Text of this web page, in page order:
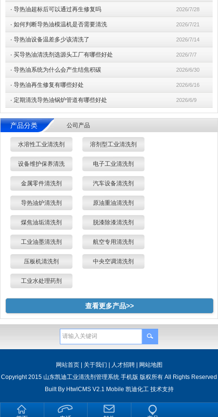
· 导热油超标后可以通过再生修复吗 2026/7/28
· 如何判断导热油模温机是否需要清洗 2026/7/21
· 导热油设备温差多少该清洗了 2026/7/14
· 买导热油清洗剂选源头工厂有哪些好处 2026/7/7
· 导热油系统为什么会产生结焦积碳 2026/6/30
· 导热油再生修复有哪些好处 2026/6/16
· 定期清洗导热油锅炉管道有哪些好处 2026/6/9
产品分类 公司产品
水溶性工业清洗剂 溶剂型工业清洗剂
设备维护保养清洗 电子工业清洗剂
金属零件清洗剂 汽车设备清洗剂
导热油炉清洗剂 原油重油清洗剂
煤焦油垢清洗剂 脱漆除漆清洗剂
工业油墨清洗剂 航空专用清洗剂
压板机清洗剂 中央空调清洗剂
工业水处理药剂
查看更多产品>>
网站首页| 关于我们 | 人才招聘| 网站地图
Copyright 2015 山东凯迪工业清洗剂管理系统 手机版 版权所有 All Rights Reserved
Built By HtwlCMS V2.1 Mobile 凯迪化工 技术支持